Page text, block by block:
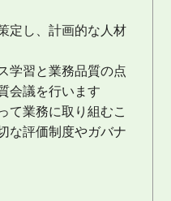
定し、計画的な人材
学習と業務品質の点
会議を行います
て業務に取り組むこ
な評価制度やガバナ